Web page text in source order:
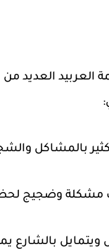
العربيد العديد
بالمشاكل
وضجيج
بالشارع